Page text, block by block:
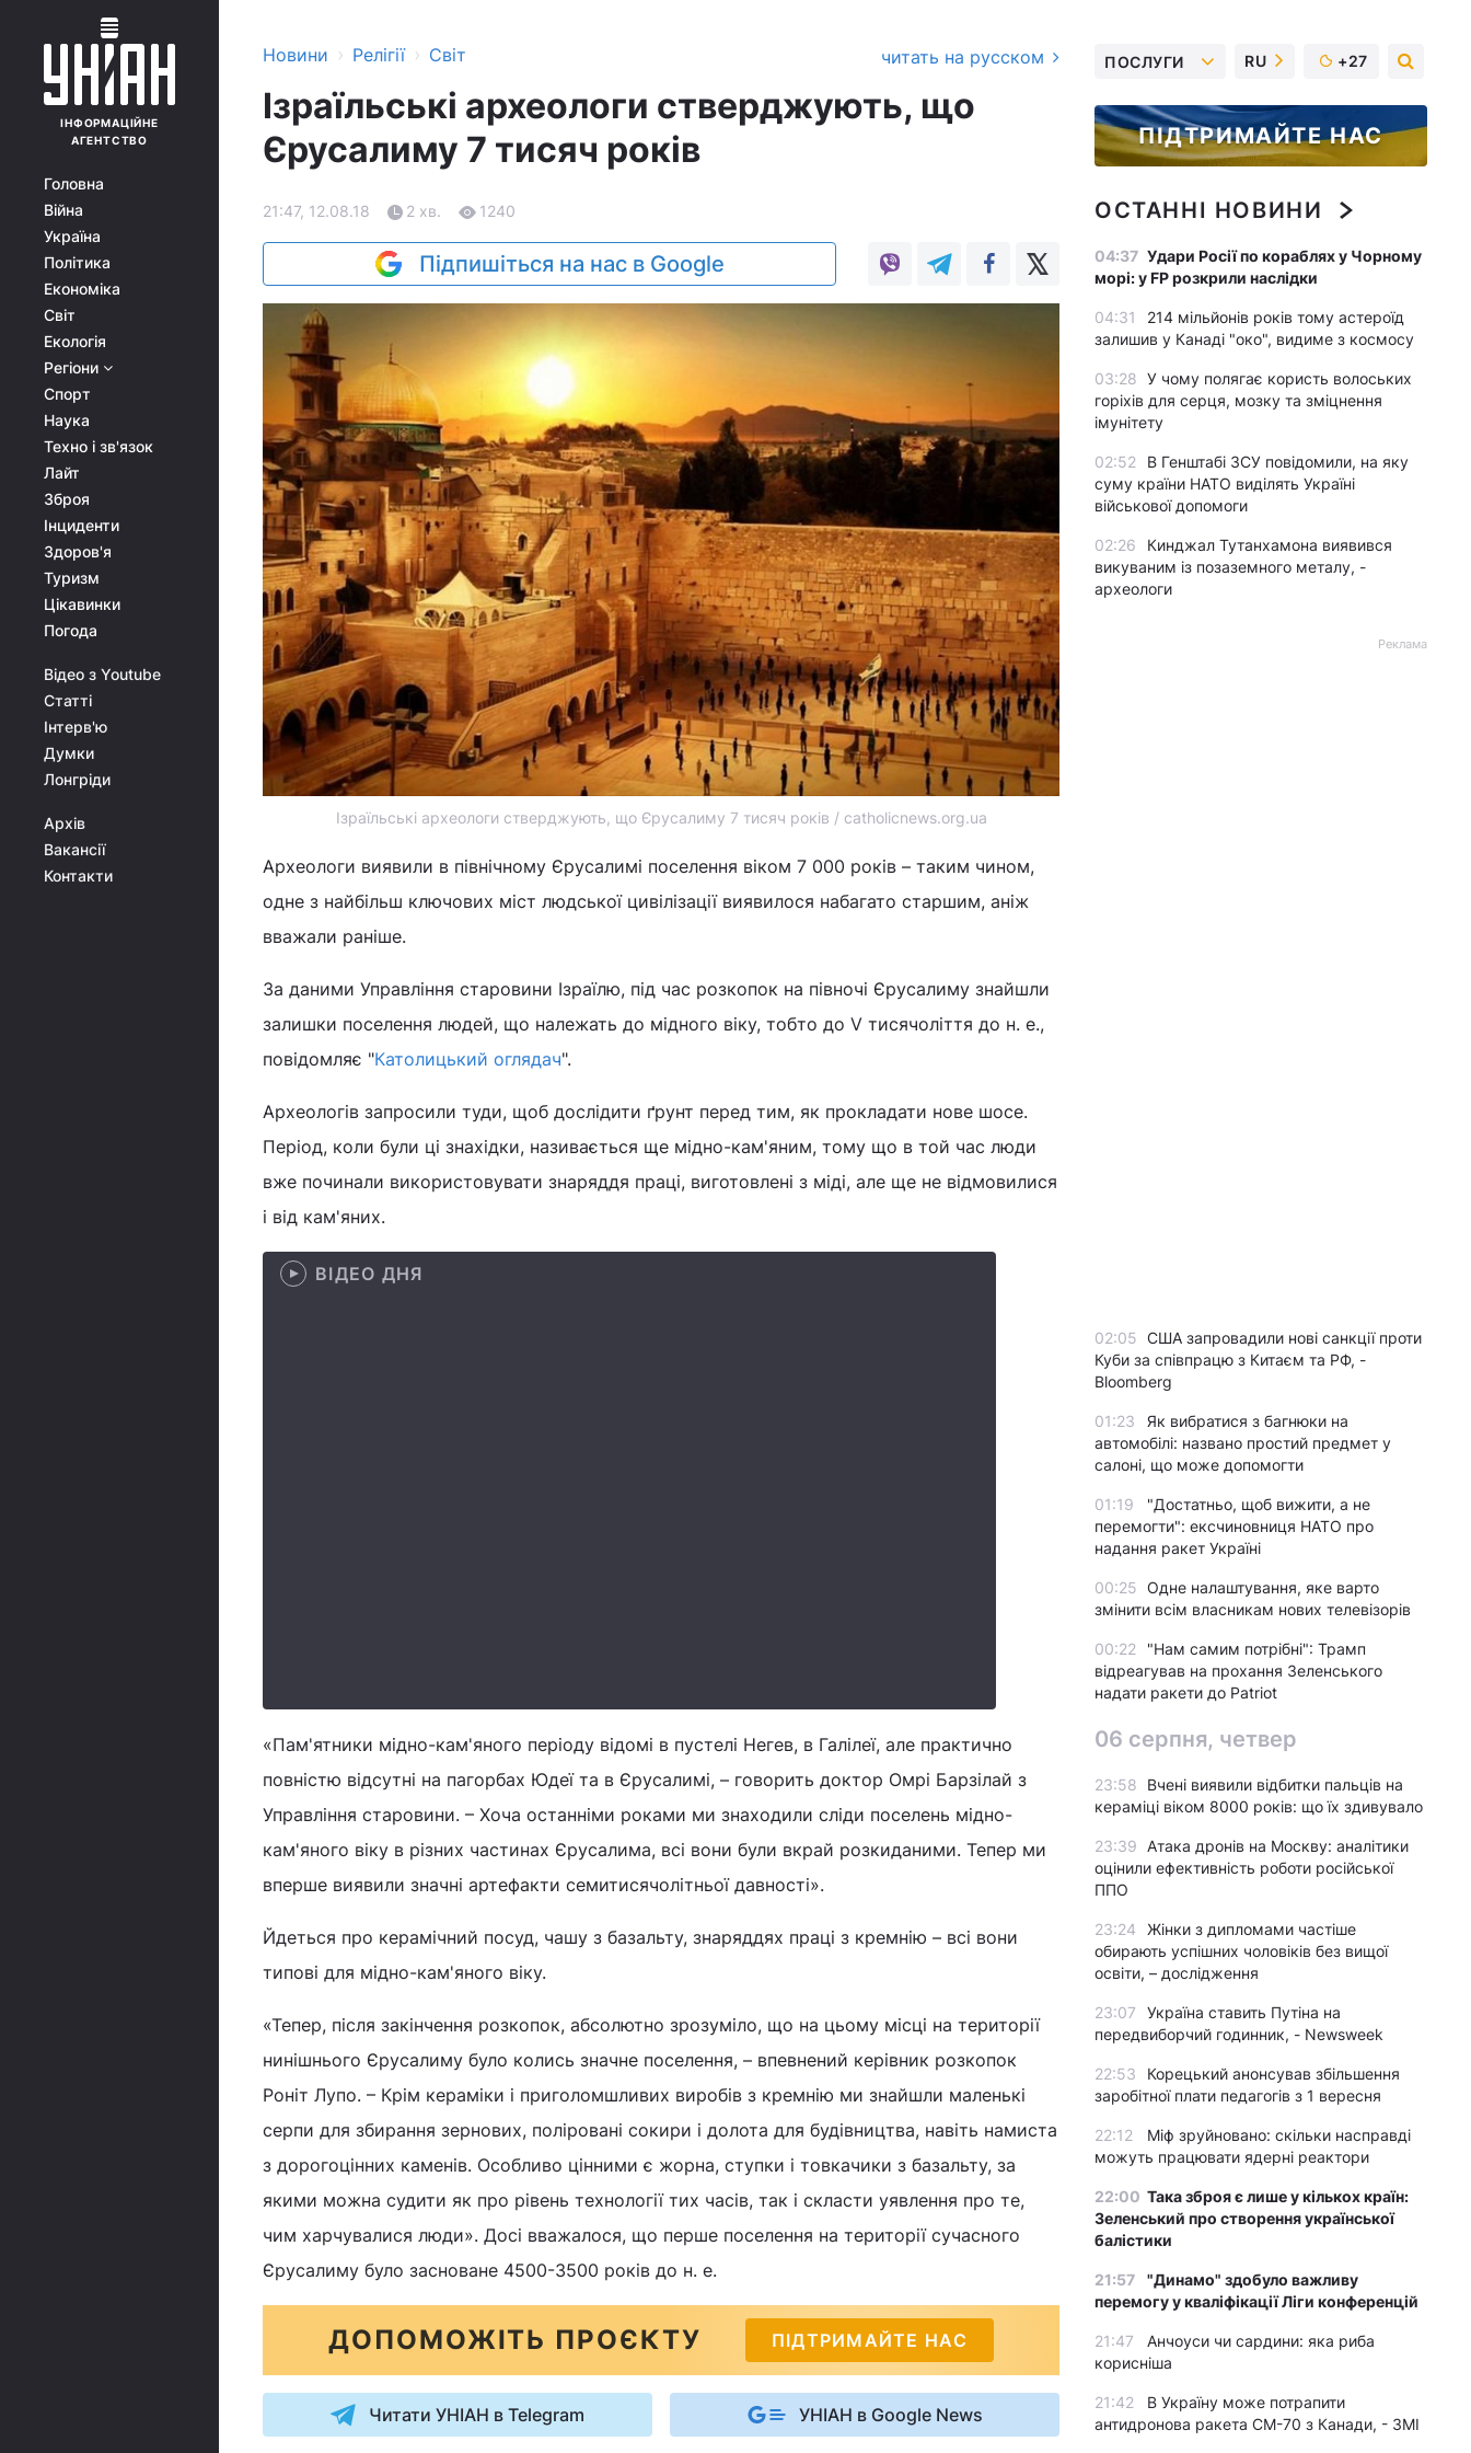
ІНФОРМАЦІЙНЕ
АГЕНТСТВО
Головна
Війна
Україна
Політика
Економіка
Світ
Екологія
Регіони
Спорт
Наука
Техно і зв'язок
Лайт
Зброя
Інциденти
Здоров'я
Туризм
Цікавинки
Погода
Відео з Youtube
Статті
Інтерв'ю
Думки
Лонгріди
Архів
Вакансії
Контакти
Новини › Релігії › Світ читать на русском
Ізраїльські археологи стверджують, що
Єрусалиму 7 тисяч років
21:47, 12.08.18 2 хв. 1240
Підпишіться на нас в Google
Ізраїльські археологи стверджують, що Єрусалиму 7 тисяч років / catholicnews.org.ua
Археологи виявили в північному Єрусалимі поселення віком 7 000 років – таким чином,
одне з найбільш ключових міст людської цивілізації виявилося набагато старшим, аніж
вважали раніше.
За даними Управління старовини Ізраїлю, під час розкопок на півночі Єрусалиму знайшли
залишки поселення людей, що належать до мідного віку, тобто до V тисячоліття до н. е.,
повідомляє "Католицький оглядач".
Археологів запросили туди, щоб дослідити ґрунт перед тим, як прокладати нове шосе.
Період, коли були ці знахідки, називається ще мідно-кам'яним, тому що в той час люди
вже починали використовувати знаряддя праці, виготовлені з міді, але ще не відмовилися
і від кам'яних.
ВІДЕО ДНЯ
«Пам'ятники мідно-кам'яного періоду відомі в пустелі Негев, в Галілеї, але практично
повністю відсутні на пагорбах Юдеї та в Єрусалимі, – говорить доктор Омрі Барзілай з
Управління старовини. – Хоча останніми роками ми знаходили сліди поселень мідно-
кам'яного віку в різних частинах Єрусалима, всі вони були вкрай розкиданими. Тепер ми
вперше виявили значні артефакти семитисячолітньої давності».
Йдеться про керамічний посуд, чашу з базальту, знаряддях праці з кремнію – всі вони
типові для мідно-кам'яного віку.
«Тепер, після закінчення розкопок, абсолютно зрозуміло, що на цьому місці на території
нинішнього Єрусалиму було колись значне поселення, – впевнений керівник розкопок
Роніт Лупо. – Крім кераміки і приголомшливих виробів з кремнію ми знайшли маленькі
серпи для збирання зернових, поліровані сокири і долота для будівництва, навіть намиста
з дорогоцінних каменів. Особливо цінними є жорна, ступки і товкачики з базальту, за
якими можна судити як про рівень технології тих часів, так і скласти уявлення про те,
чим харчувалися люди». Досі вважалося, що перше поселення на території сучасного
Єрусалиму було засноване 4500-3500 років до н. е.
ДОПОМОЖІТЬ ПРОЄКТУ ПІДТРИМАЙТЕ НАС
Читати УНІАН в Telegram УНІАН в Google News
ПОСЛУГИ RU +27
ПІДТРИМАЙТЕ НАС
ОСТАННІ НОВИНИ
04:37 Удари Росії по кораблях у Чорному
морі: у FP розкрили наслідки
04:31
214 мільйонів років тому астероїд
залишив у Канаді "око", видиме з космосу
03:28 У чому полягає користь волоських
горіхів для серця, мозку та зміцнення
імунітету
02:52
В Генштабі ЗСУ повідомили, на яку
суму країни НАТО виділять Україні
військової допомоги
02:26
Кинджал Тутанхамона виявився
викуваним із позаземного металу, -
археологи
Реклама
02:05 США запровадили нові санкції проти
Куби за співпрацю з Китаєм та РФ, -
Bloomberg
01:23
Як вибратися з багнюки на
автомобілі: названо простий предмет у
салоні, що може допомогти
01:19
"Достатньо, щоб вижити, а не
перемогти": ексчиновниця НАТО про
надання ракет Україні
00:25 Одне налаштування, яке варто
змінити всім власникам нових телевізорів
00:22
"Нам самим потрібні": Трамп
відреагував на прохання Зеленського
надати ракети до Patriot
06 серпня, четвер
23:58
Вчені виявили відбитки пальців на
кераміці віком 8000 років: що їх здивувало
23:39
Атака дронів на Москву: аналітики
оцінили ефективність роботи російської
ППО
23:24
Жінки з дипломами частіше
обирають успішних чоловіків без вищої
освіти, – дослідження
23:07
Україна ставить Путіна на
передвиборчий годинник, - Newsweek
22:53
Корецький анонсував збільшення
заробітної плати педагогів з 1 вересня
22:12
Міф зруйновано: скільки насправді
можуть працювати ядерні реактори
22:00 Така зброя є лише у кількох країн:
Зеленський про створення української
балістики
21:57
"Динамо" здобуло важливу
перемогу у кваліфікації Ліги конференцій
21:47
Анчоуси чи сардини: яка риба
корисніша
21:42
В Україну може потрапити
антидронова ракета CM-70 з Канади, - ЗМІ